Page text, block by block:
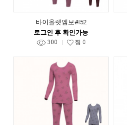
바이올렛엠보#I52
로그인 후 확인가능
300 찜 0